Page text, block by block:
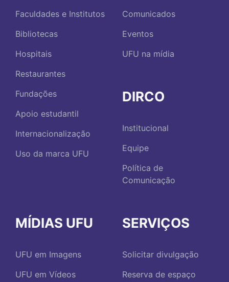
Faculdades e Institutos
Bibliotecas
Hospitais
Restaurantes
Fundações
Apoio estudantil
Internacionalização
Uso da marca UFU
Comunicados
Eventos
UFU na mídia
DIRCO
Institucional
Equipe
Política de
Comunicação
MÍDIAS UFU
UFU em Imagens
UFU em Vídeos
SERVIÇOS
Solicitar divulgação
Reserva de espaço